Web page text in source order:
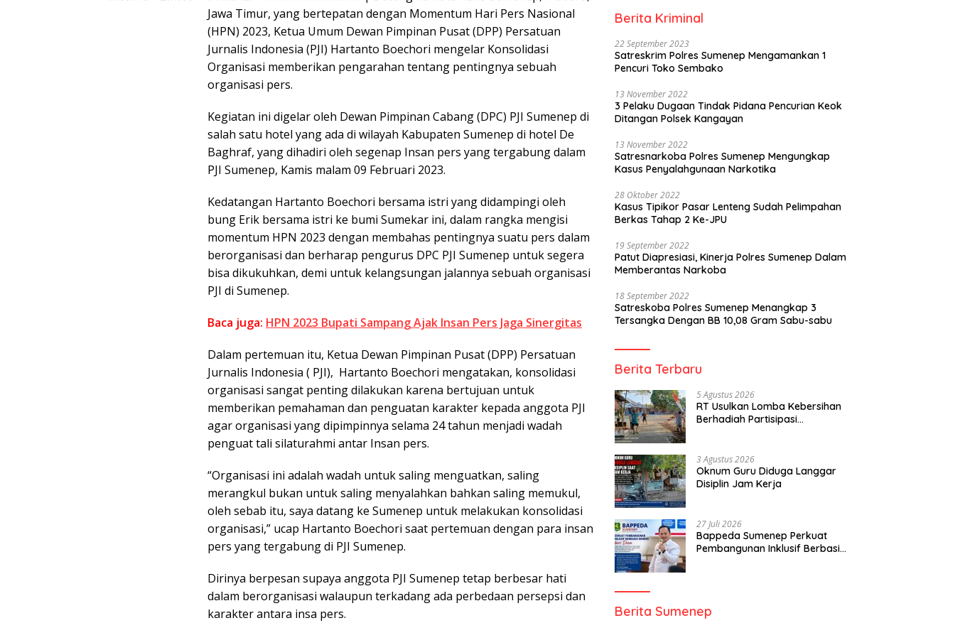
Jawa Timur, yang bertepatan dengan Momentum Hari Pers Nasional
(HPN) 2023, Ketua Umum Dewan Pimpinan Pusat (DPP) Persatuan
Jurnalis Indonesia (PJI) Hartanto Boechori mengelar Konsolidasi
Organisasi memberikan pengarahan tentang pentingnya sebuah
organisasi pers.
Kegiatan ini digelar oleh Dewan Pimpinan Cabang (DPC) PJI Sumenep di
salah satu hotel yang ada di wilayah Kabupaten Sumenep di hotel De
Baghraf, yang dihadiri oleh segenap Insan pers yang tergabung dalam
PJI Sumenep, Kamis malam 09 Februari 2023.
Kedatangan Hartanto Boechori bersama istri yang didampingi oleh
bung Erik bersama istri ke bumi Sumekar ini, dalam rangka mengisi
momentum HPN 2023 dengan membahas pentingnya suatu pers dalam
berorganisasi dan berharap pengurus DPC PJI Sumenep untuk segera
bisa dikukuhkan, demi untuk kelangsungan jalannya sebuah organisasi
PJI di Sumenep.
Baca juga: HPN 2023 Bupati Sampang Ajak Insan Pers Jaga Sinergitas
Dalam pertemuan itu, Ketua Dewan Pimpinan Pusat (DPP) Persatuan
Jurnalis Indonesia ( PJI), Hartanto Boechori mengatakan, konsolidasi
organisasi sangat penting dilakukan karena bertujuan untuk
memberikan pemahaman dan penguatan karakter kepada anggota PJI
agar organisasi yang dipimpinnya selama 24 tahun menjadi wadah
penguat tali silaturahmi antar Insan pers.
“Organisasi ini adalah wadah untuk saling menguatkan, saling
merangkul bukan untuk saling menyalahkan bahkan saling memukul,
oleh sebab itu, saya datang ke Sumenep untuk melakukan konsolidasi
organisasi,” ucap Hartanto Boechori saat pertemuan dengan para insan
pers yang tergabung di PJI Sumenep.
Dirinya berpesan supaya anggota PJI Sumenep tetap berbesar hati
dalam berorganisasi walaupun terkadang ada perbedaan persepsi dan
karakter antara insa pers.
Berita Kriminal
22 September 2023
Satreskrim Polres Sumenep Mengamankan 1
Pencuri Toko Sembako
13 November 2022
3 Pelaku Dugaan Tindak Pidana Pencurian Keok
Ditangan Polsek Kangayan
13 November 2022
Satresnarkoba Polres Sumenep Mengungkap
Kasus Penyalahgunaan Narkotika
28 Oktober 2022
Kasus Tipikor Pasar Lenteng Sudah Pelimpahan
Berkas Tahap 2 Ke-JPU
19 September 2022
Patut Diapresiasi, Kinerja Polres Sumenep Dalam
Memberantas Narkoba
18 September 2022
Satreskoba Polres Sumenep Menangkap 3
Tersangka Dengan BB 10,08 Gram Sabu-sabu
Berita Terbaru
5 Agustus 2026
RT Usulkan Lomba Kebersihan
Berhadiah Partisipasi
3 Agustus 2026
Oknum Guru Diduga Langgar
Disiplin Jam Kerja
27 Juli 2026
Bappeda Sumenep Perkuat
Pembangunan Inklusif Berbasis
Berita Sumenep